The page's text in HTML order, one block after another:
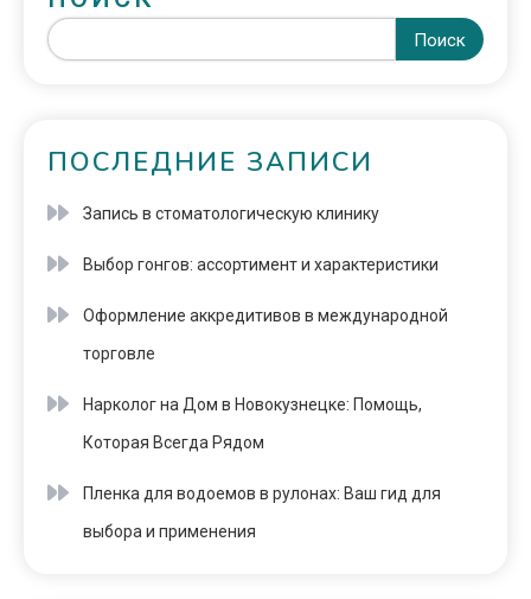
Поиск
ПОСЛЕДНИЕ ЗАПИСИ
Запись в стоматологическую клинику
Выбор гонгов: ассортимент и характеристики
Оформление аккредитивов в международной
торговле
Нарколог на Дом в Новокузнецке: Помощь,
Которая Всегда Рядом
Пленка для водоемов в рулонах: Ваш гид для
выбора и применения